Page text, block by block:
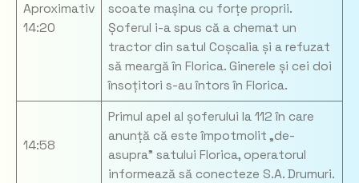
Aproximativ
14:20
scoate mașina cu forțe proprii.
Șoferul i-a spus că a chemat un
tractor din satul Coșcalia și a refuzat
să meargă în Florica. Ginerele și cei doi
însoțitori s-au întors în Florica.
14:58
Primul apel al șoferului la 112 în care
anunță că este împotmolit „de-
asupra” satului Florica, operatorul
informează să conecteze S.A. Drumuri.